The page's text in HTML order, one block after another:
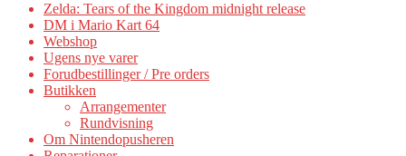
Zelda: Tears of the Kingdom midnight release
DM i Mario Kart 64
Webshop
Ugens nye varer
Forudbestillinger / Pre orders
Butikken
Arrangementer
Rundvisning
Om Nintendopusheren